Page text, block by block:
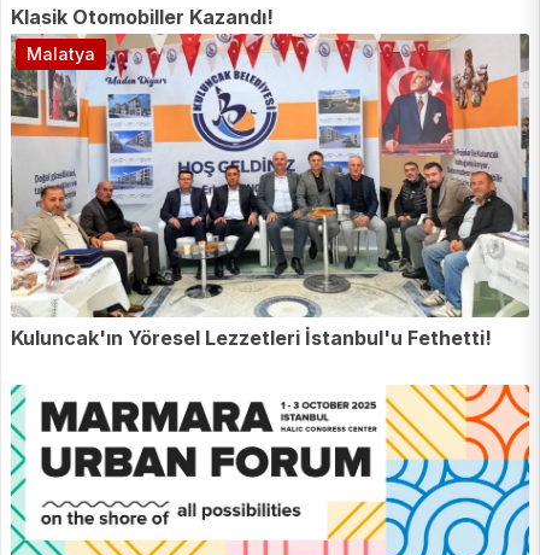
Klasik Otomobiller Kazandı!
Kuluncak'ın Yöresel Lezzetleri İstanbul'u Fethetti!
Malatya